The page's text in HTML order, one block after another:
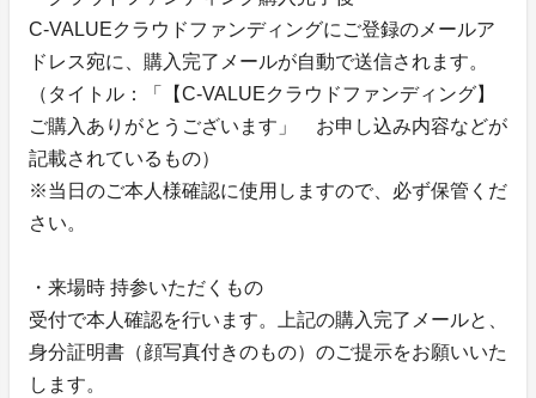
C-VALUEクラウドファンディングにご登録のメールア
ドレス宛に、購入完了メールが自動で送信されます。
（タイトル：「【C-VALUEクラウドファンディング】
ご購入ありがとうございます」 お申し込み内容などが
記載されているもの）
※当日のご本人様確認に使用しますので、必ず保管くだ
さい。
・来場時 持参いただくもの
受付で本人確認を行います。上記の購入完了メールと、
身分証明書（顔写真付きのもの）のご提示をお願いいた
します。